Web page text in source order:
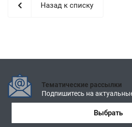
Назад к списку
Тематические рассылки
Подпишитесь на
Выбрать